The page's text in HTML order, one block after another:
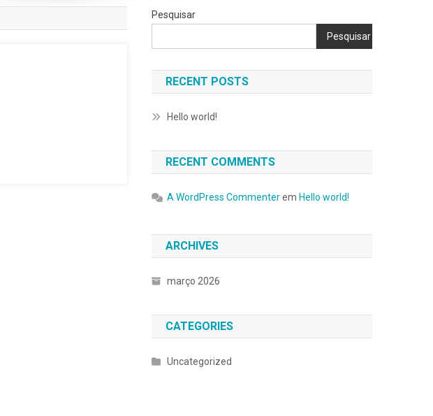
Pesquisar
Pesquisar
RECENT POSTS
Hello world!
RECENT COMMENTS
A WordPress Commenterem Hello world!
ARCHIVES
março 2026
CATEGORIES
Uncategorized